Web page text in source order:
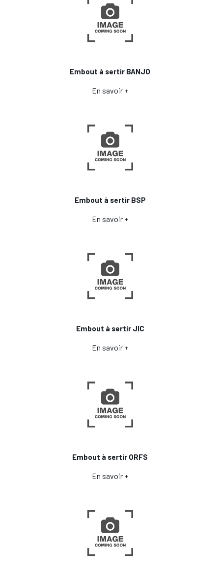
Embout à sertir BANJO
En savoir +
Embout à sertir BSP
En savoir +
Embout à sertir JIC
En savoir +
Embout à sertir ORFS
En savoir +